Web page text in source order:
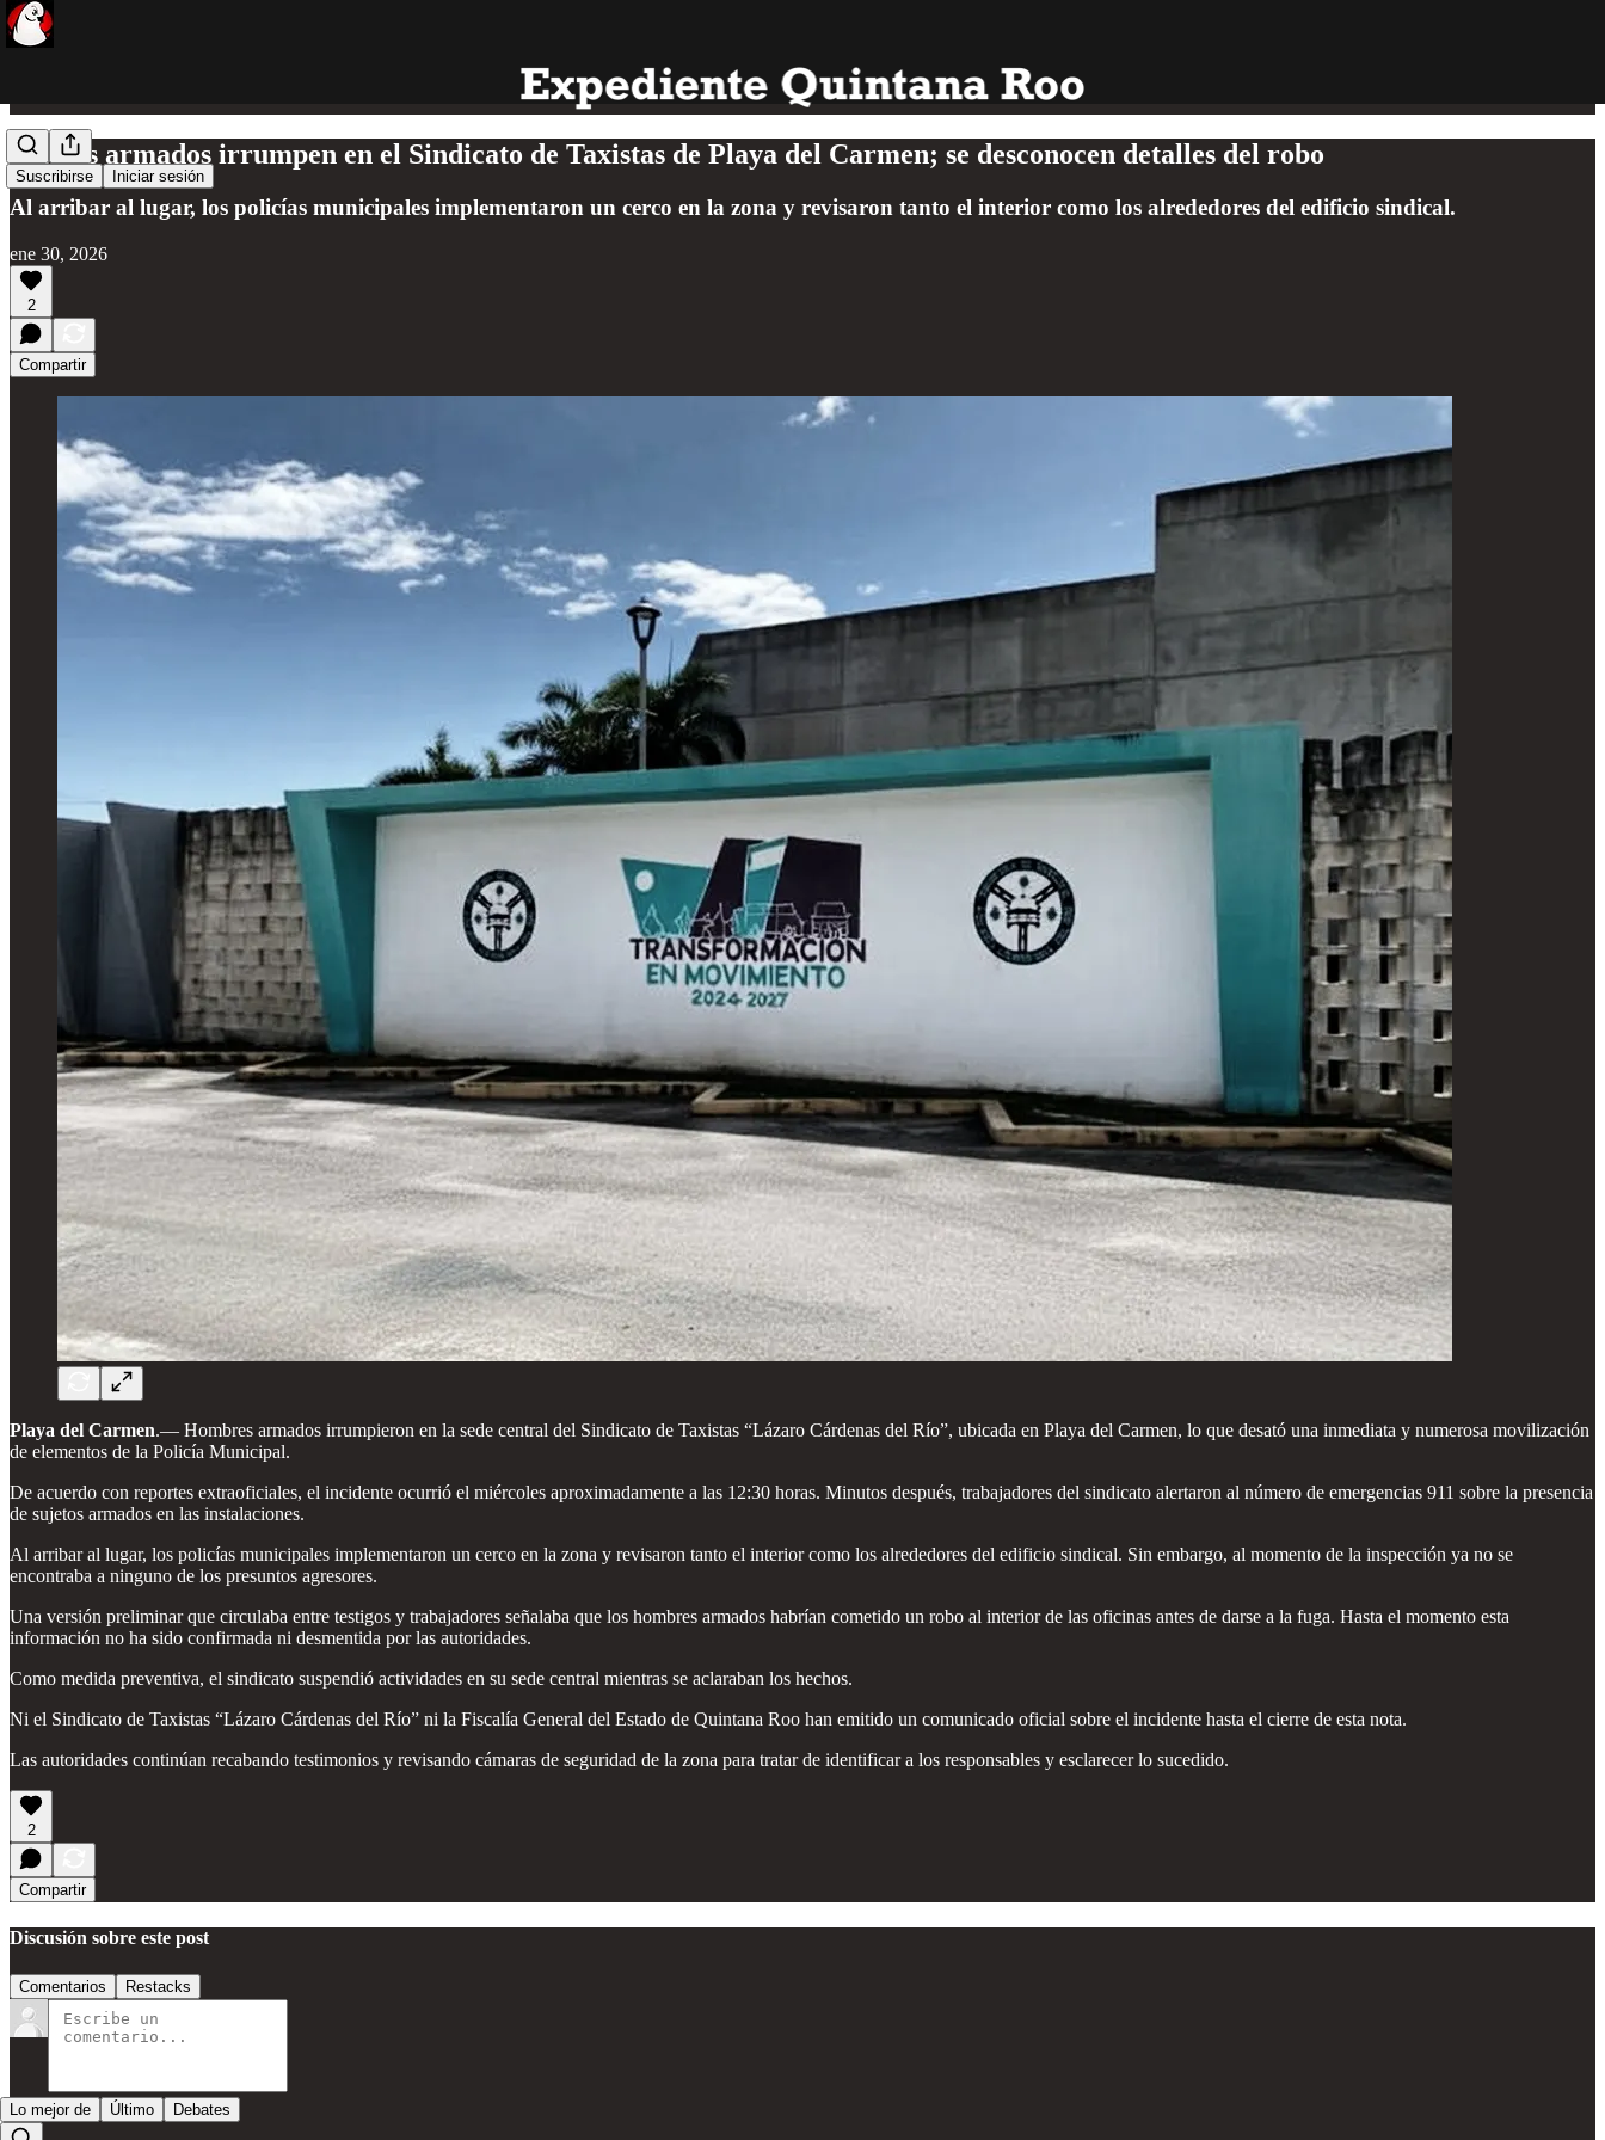
Suscribirse Iniciar sesión
Sujetos armados irrumpen en el Sindicato de Taxistas de Playa del Carmen; se desconocen detalles del robo
Al arribar al lugar, los policías municipales implementaron un cerco en la zona y revisaron tanto el interior como los alrededores del edificio sindical.
ene 30, 2026
2
Compartir
Playa del Carmen.— Hombres armados irrumpieron en la sede central del Sindicato de Taxistas “Lázaro Cárdenas del Río”, ubicada en Playa del Carmen, lo que desató una inmediata y numerosa movilización
de elementos de la Policía Municipal.
De acuerdo con reportes extraoficiales, el incidente ocurrió el miércoles aproximadamente a las 12:30 horas. Minutos después, trabajadores del sindicato alertaron al número de emergencias 911 sobre la presencia
de sujetos armados en las instalaciones.
Al arribar al lugar, los policías municipales implementaron un cerco en la zona y revisaron tanto el interior como los alrededores del edificio sindical. Sin embargo, al momento de la inspección ya no se
encontraba a ninguno de los presuntos agresores.
Una versión preliminar que circulaba entre testigos y trabajadores señalaba que los hombres armados habrían cometido un robo al interior de las oficinas antes de darse a la fuga. Hasta el momento esta
información no ha sido confirmada ni desmentida por las autoridades.
Como medida preventiva, el sindicato suspendió actividades en su sede central mientras se aclaraban los hechos.
Ni el Sindicato de Taxistas “Lázaro Cárdenas del Río” ni la Fiscalía General del Estado de Quintana Roo han emitido un comunicado oficial sobre el incidente hasta el cierre de esta nota.
Las autoridades continúan recabando testimonios y revisando cámaras de seguridad de la zona para tratar de identificar a los responsables y esclarecer lo sucedido.
2
Compartir
Discusión sobre este post
Comentarios Restacks
Lo mejor de Último Debates